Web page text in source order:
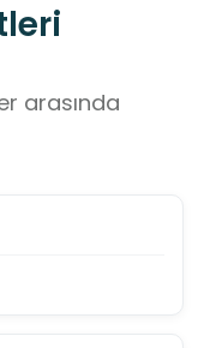
arasında